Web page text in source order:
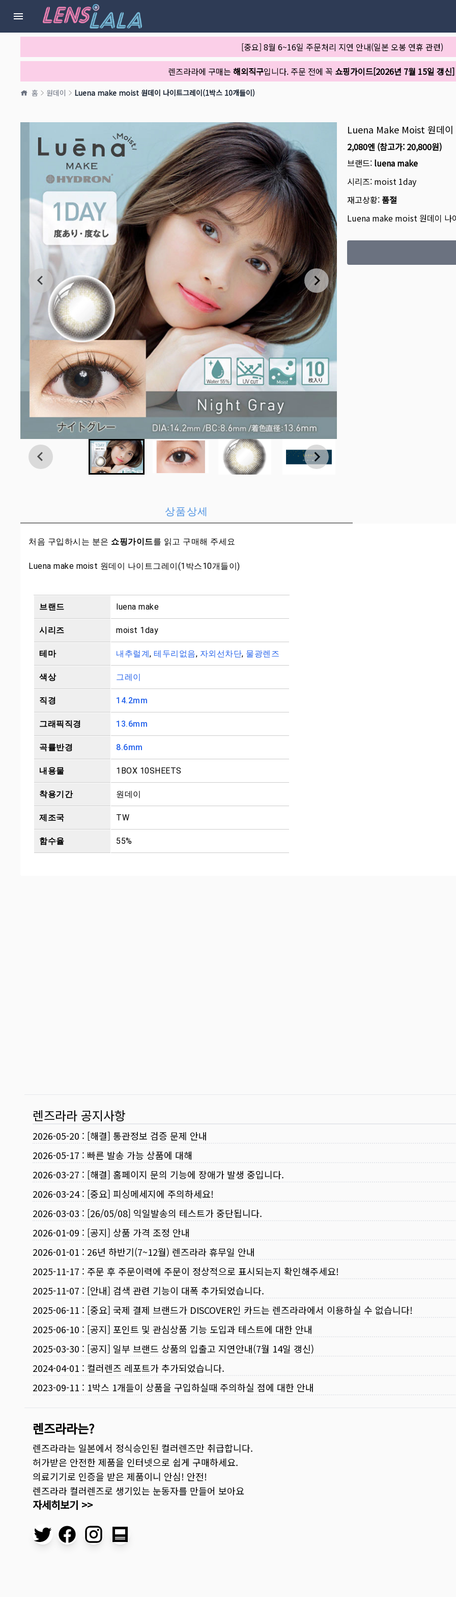
[중요] 8월 6~16일 주문처리 지연 안내(일본 오봉 연휴 관련)
렌즈라라에 구매는 해외직구입니다. 주문 전에 꼭 쇼핑가이드[2026년 7월 15일 갱신]
홈 원데이 Luena make moist 원데이 나이트그레이(1박스 10개들이)
Luena Make Moist 원데이
2,080엔 (참고가: 20,800원)
브랜드: luena make
시리즈: moist 1day
재고상황: 품절
Luena make moist 원데이 나
상품상세
처음 구입하시는 분은 쇼핑가이드를 읽고 구매해 주세요
Luena make moist 원데이 나이트그레이(1박스10개들이)
브랜드 luena make
시리즈 moist 1day
테마 내추럴계, 테두리없음, 자외선차단, 물광렌즈
색상 그레이
직경 14.2mm
그래픽직경 13.6mm
곡률반경 8.6mm
내용물 1BOX 10SHEETS
착용기간 원데이
제조국 TW
함수율 55%
렌즈라라 공지사항
2026-05-20 : [해결] 통관정보 검증 문제 안내
2026-05-17 : 빠른 발송 가능 상품에 대해
2026-03-27 : [해결] 홈페이지 문의 기능에 장애가 발생 중입니다.
2026-03-24: [중요] 피싱메세지에 주의하세요!
2026-03-03 : [26/05/08] 익일발송의 테스트가 중단됩니다.
2026-01-09 : [공지] 상품 가격 조정 안내
2026-01-01 : 26년 하반기(7~12월) 렌즈라라 휴무일 안내
2025-11-17 : 주문 후 주문이력에 주문이 정상적으로 표시되는지 확인해주세요!
2025-11-07 : [안내] 검색 관련 기능이 대폭 추가되었습니다.
2025-06-11 : [중요] 국제 결제 브랜드가 DISCOVER인 카드는 렌즈라라에서 이용하실 수 없습니다!
2025-06-10 : [공지] 포인트 및 관심상품 기능 도입과 테스트에 대한 안내
2025-03-30 : [공지] 일부 브랜드 상품의 입출고 지연안내(7월 14일 갱신)
2024-04-01 : 컬러렌즈 레포트가 추가되었습니다.
2023-09-11 : 1박스 1개들이 상품을 구입하실때 주의하실 점에 대한 안내
렌즈라라는?
렌즈라라는 일본에서 정식승인된 컬러렌즈만 취급합니다.
허가받은 안전한 제품을 인터넷으로 쉽게 구매하세요.
의료기기로 인증을 받은 제품이니 안심! 안전!
렌즈라라 컬러렌즈로 생기있는 눈동자를 만들어 보아요
자세히보기 >>